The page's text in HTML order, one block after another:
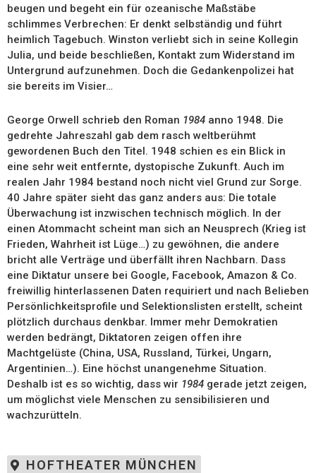
beugen und begeht ein für ozeanische Maßstäbe
schlimmes Verbrechen: Er denkt selbständig und führt
heimlich Tagebuch. Winston verliebt sich in seine Kollegin
Julia, und beide beschließen, Kontakt zum Widerstand im
Untergrund aufzunehmen. Doch die Gedankenpolizei hat
sie bereits im Visier…
George Orwell schrieb den Roman 1984 anno 1948. Die
gedrehte Jahreszahl gab dem rasch weltberühmt
gewordenen Buch den Titel. 1948 schien es ein Blick in
eine sehr weit entfernte, dystopische Zukunft. Auch im
realen Jahr 1984 bestand noch nicht viel Grund zur Sorge.
40 Jahre später sieht das ganz anders aus: Die totale
Überwachung ist inzwischen technisch möglich. In der
einen Atommacht scheint man sich an Neusprech (Krieg ist
Frieden, Wahrheit ist Lüge…) zu gewöhnen, die andere
bricht alle Verträge und überfällt ihren Nachbarn. Dass
eine Diktatur unsere bei Google, Facebook, Amazon & Co.
freiwillig hinterlassenen Daten requiriert und nach Belieben
Persönlichkeitsprofile und Selektionslisten erstellt, scheint
plötzlich durchaus denkbar. Immer mehr Demokratien
werden bedrängt, Diktatoren zeigen offen ihre
Machtgelüste (China, USA, Russland, Türkei, Ungarn,
Argentinien…). Eine höchst unangenehme Situation.
Deshalb ist es so wichtig, dass wir 1984 gerade jetzt zeigen,
um möglichst viele Menschen zu sensibilisieren und
wachzurütteln.
HOFTHEATER MÜNCHEN